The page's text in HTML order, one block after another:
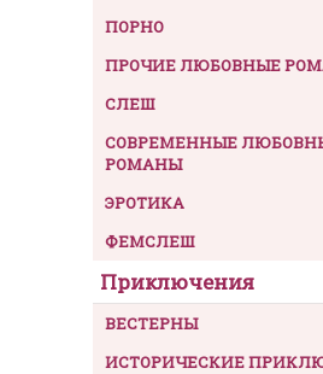
ПОРНО
ПРОЧИЕ ЛЮБОВНЫЕ
СЛЕШ
СОВРЕМЕННЫЕ
РОМАНЫ
ЭРОТИКА
ФЕМСЛЕШ
Приключения
ВЕСТЕРНЫ
ИСТОРИЧЕСКИЕ